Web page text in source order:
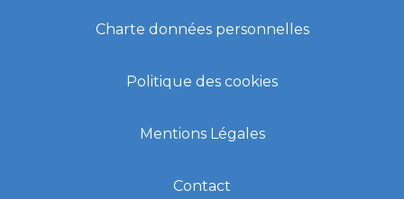
Charte données personnelles
Politique des cookies
Mentions Légales
Contact